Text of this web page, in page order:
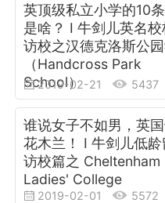
英顶级私立小学的10
是啥？ I 牛剑儿英名校
访校之汉德克洛斯公
（Handcross Park
School）
2019-02-21 5437
谁说女子不如男，英
花木兰！ I 牛剑儿低龄
访校篇之 Cheltenham
Ladies' College
2019-02-01 5572